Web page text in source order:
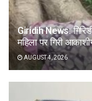
Giridih News:
महिला पर गिरी
AUGUST 4, 2026